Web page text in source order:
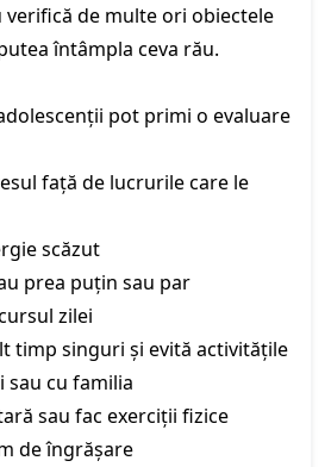
verifică de multe ori obiectele
întâmpla ceva rău.
pot primi o evaluare
față de lucrurile care le
scăzut
prea puțin sau par
zilei
timp singuri și evită activitățile
sau cu familia
sau fac exerciții fizice
de îngrășare